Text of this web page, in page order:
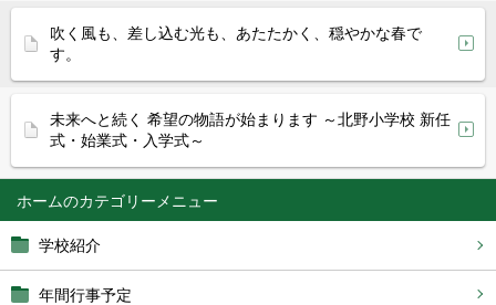
ホーム
学校紹介
年間行事予定
吹く風も、差し込む光も、あたたかく、穏やかな春で
す。
未来へと続く 希望の物語が始まります ～北野小学校 新任
式・始業式・入学式～